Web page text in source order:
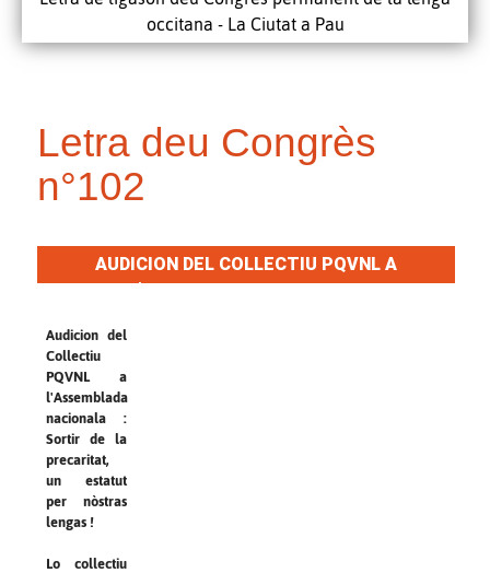
occitana - La Ciutat a Pau
Letra deu Congrès
n°102
AUDICION DEL COLLECTIU PQVNL A
L'ASSEMBLADA NACIONALA
Audicion del
Collectiu
PQVNL a
l'Assemblada
nacionala :
Sortir de la
precaritat,
un estatut
per nòstras
lengas !
Lo collectiu